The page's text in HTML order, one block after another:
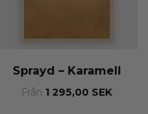
Sprayd – Karamell
Från 1 295,00 SEK